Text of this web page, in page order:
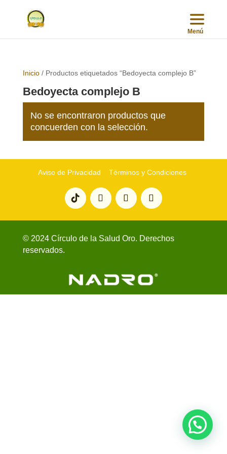
Inicio/ Productos etiquetados “Bedoyecta complejo B”
Bedoyecta complejo B
No se encontraron productos que
concuerden con la selección.
Aviso de Privacidad Términos y Condiciones
© 2024 Círculo de la Salud Oro. Derechos
reservados.